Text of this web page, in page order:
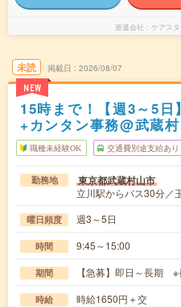
派遣会社 ケアス
未読
NEW
掲載日 2026/08/07
15時まで！【週3～5
+カンタン事務@武蔵
職種未経験OK 交通費別途支給あり
勤務地 東京都武蔵村山市
立川駅からバス30分／
曜日頻度 週3～5日
時間 9:45～15:00
期間 【急募】即日～長期
時給 時給1650円＋交